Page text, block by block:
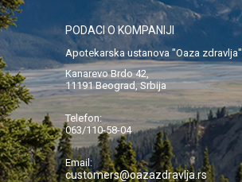
PODACI O KOMPANIJI
Apotekarska ustanova "Oaza zdravlja"
Kanarevo Brdo 42,
11191 Beograd, Srbija
Telefon:
063/110-58-04
Email:
customers@oazazdravlja.rs